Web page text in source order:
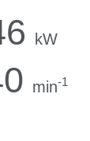
kW
min-1